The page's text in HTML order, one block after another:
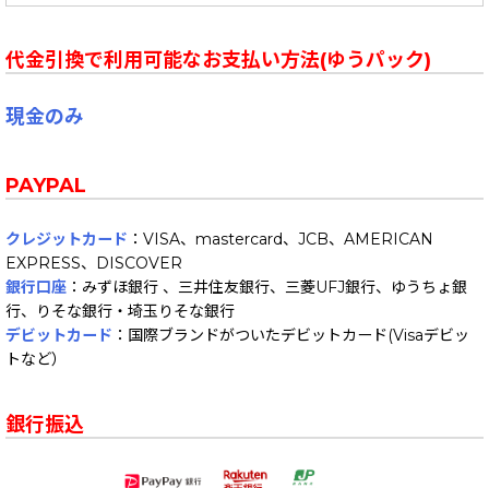
代金引換で利用可能なお支払い方法(ゆうパック)
現金のみ
PAYPAL
クレジットカード ：VISA、mastercard、JCB、AMERICAN
EXPRESS、DISCOVER
銀行口座 ：みずほ銀行 、三井住友銀行、三菱UFJ銀行、ゆうちょ銀
行、りそな銀行・埼玉りそな銀行
デビットカード ：国際ブランドがついたデビットカード(Visaデビッ
トなど）
銀行振込